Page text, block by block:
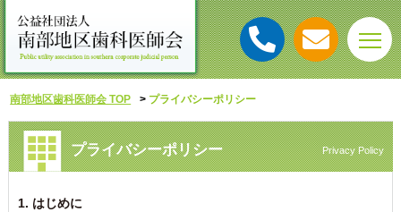
南部地区歯科医師会 TOP プライバシーポリシー
プライバシーポリシー Privacy Policy
1. はじめに